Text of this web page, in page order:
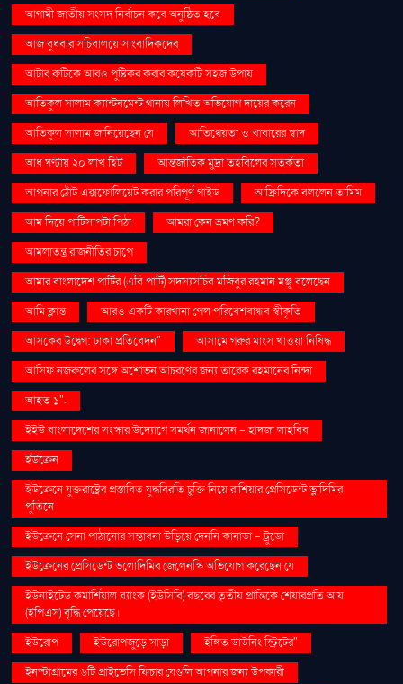
আগামী জাতীয় সংসদ নির্বাচন কবে অনুষ্ঠিত হবে
আজ বুধবার সচিবালয়ে সাংবাদিকদের
আটার রুটিকে আরও পুষ্টিকর করার কয়েকটি সহজ উপায়
আতিকুল সালাম ক্যান্টনমেন্ট থানায় লিখিত অভিযোগ দায়ের করেন
আতিকুল সালাম জানিয়েছেন যে
আতিথেয়তা ও খাবারের স্বাদ
আধ ঘণ্টায় ২০ লাখ হিট
আন্তর্জাতিক মুদ্রা তহবিলের সতর্কতা
আপনার ঠোঁট এক্সফোলিয়েট করার পরিপূর্ণ গাইড
আফ্রিদিকে বললেন তামিম
আম দিয়ে পাটিসাপটা পিঠা
আমরা কেন ভ্রমণ করি?
আমলাতন্ত্র রাজনীতির চাপে
আমার বাংলাদেশ পার্টির (এবি পার্টি) সদস্যসচিব মজিবুর রহমান মঞ্জু বলেছেন
আমি ক্লান্ত
আরও একটি কারখানা পেল পরিবেশবান্ধব স্বীকৃতি
আসকের উদ্বেগ: ঢাকা প্রতিবেদন"
আসামে গরুর মাংস খাওয়া নিষিদ্ধ
আসিফ নজরুলের সঙ্গে অশোভন আচরণের জন্য তারেক রহমানের নিন্দা
আহত ১".
ইইউ বাংলাদেশের সংস্কার উদ্যোগে সমর্থন জানালেন - হাদজা লাহবিব
ইউক্রেন
ইউক্রেনে যুক্তরাষ্ট্রের প্রস্তাবিত যুদ্ধবিরতি চুক্তি নিয়ে রাশিয়ার প্রেসিডেন্ট ভ্লাদিমির
পুতিনে
ইউক্রেনে সেনা পাঠানোর সম্ভাবনা উড়িয়ে দেননি কানাডা - ট্রুডো
ইউক্রেনের প্রেসিডেন্ট ভলোদিমির জেলেনস্কি অভিযোগ করেছেন যে
ইউনাইটেড কমার্শিয়াল ব্যাংক (ইউসিবি) বছরের তৃতীয় প্রান্তিকে শেয়ারপ্রতি আয়
(ইপিএস) বৃদ্ধি পেয়েছে।
ইউরোপ
ইউরোপজুড়ে সাড়া
ইঙ্গিত ডাউনিং স্ট্রিটের"
ইনস্টাগ্রামের ৬টি প্রাইভেসি ফিচার যেগুলি আপনার জন্য উপকারী